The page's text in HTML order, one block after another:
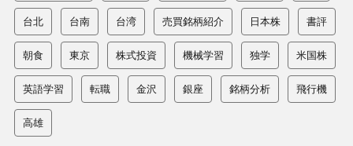
台北 台南 台湾 売買銘柄紹介 日本株 書評
朝食 東京 株式投資 機械学習 独学 米国株
英語学習 転職 金沢 銀座 銘柄分析 飛行機
高雄